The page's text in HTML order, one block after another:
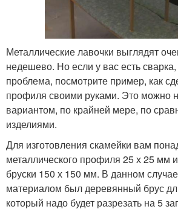
Металлические лавочки выглядят
недешево. Но если у вас есть сварка,
проблема, посмотрите пример, как
профиля своими руками. Это можно
вариантом, по крайней мере, по
изделиями.
Для изготовления скамейки вам
металлического профиля 25 х 25 мм
бруски 150 х 150 мм. В данном
материалом был деревянный брус
который надо будет разрезать на 5